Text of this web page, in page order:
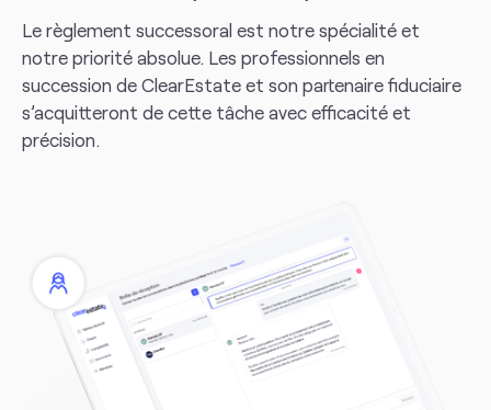
Le règlement successoral est notre spécialité et
notre priorité absolue. Les professionnels en
succession de ClearEstate et son partenaire fiduciaire
s’acquitteront de cette tâche avec efficacité et
précision.